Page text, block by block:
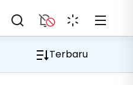
Terbaru